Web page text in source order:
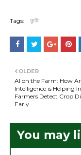
Tags: कृषि
OLDER
AI on the Farm: How
Intelligence is Helping
Farmers Detect Crop
Early
You may